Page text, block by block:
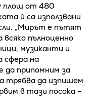
площ от 480
й са използвани
„Мирът е пътят
пълноценно
музиканти и
сфера на
да припомним за
трябва да изпишем
в тази посока –